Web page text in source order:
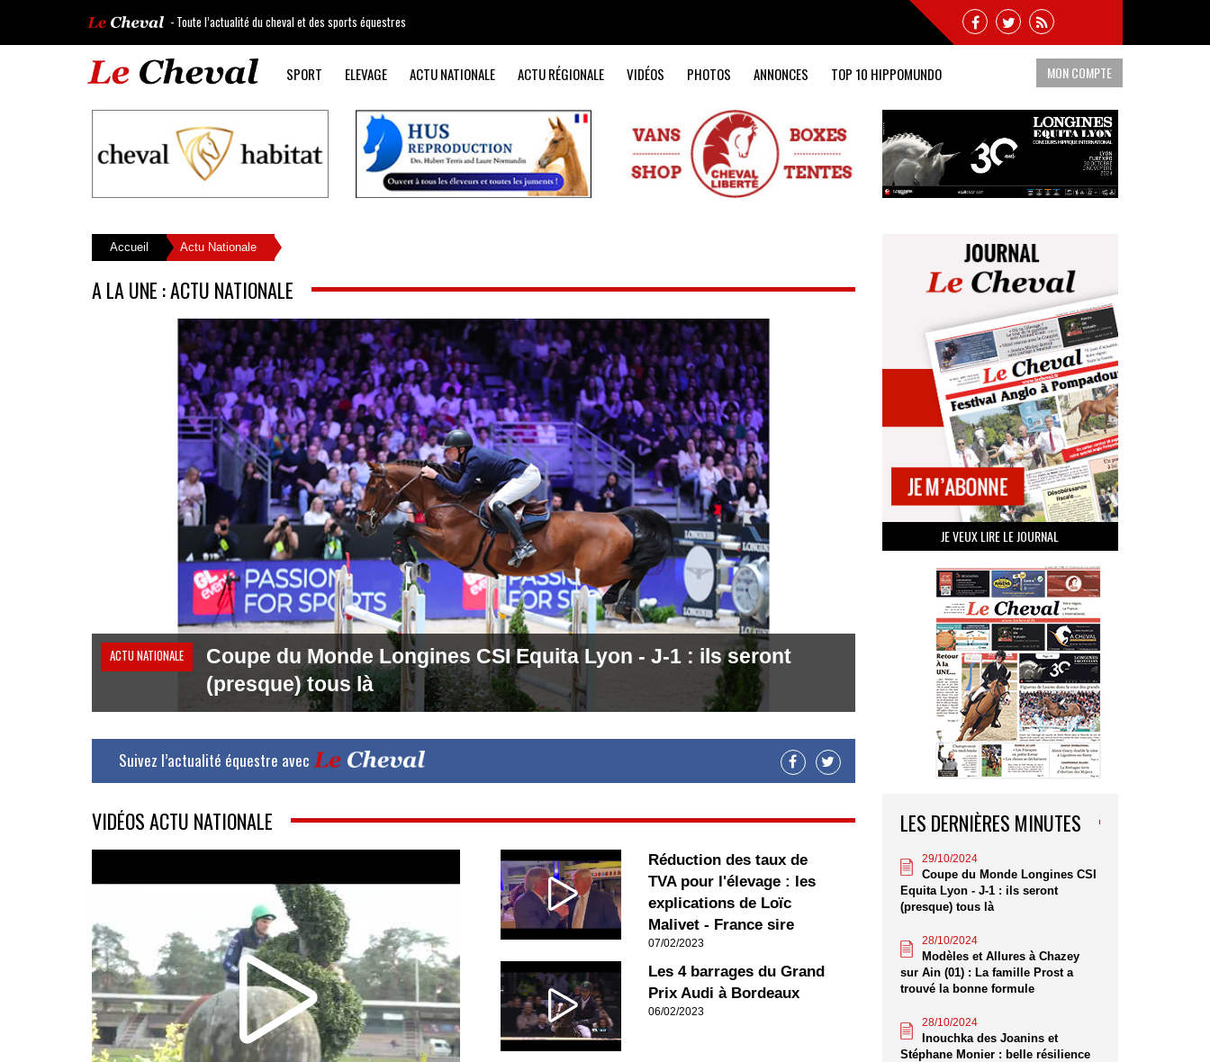
- Toute l’actualité du cheval et des sports équestres
SPORT ELEVAGE ACTU NATIONALE ACTU RÉGIONALE VIDÉOS PHOTOS ANNONCES TOP 10 HIPPOMUNDO MON COMPTE
Accueil Actu Nationale
A LA UNE : ACTU NATIONALE
ACTU NATIONALE
Coupe du Monde Longines CSI Equita Lyon - J-1 : ils seront
(presque) tous là
Suivez l’actualité équestre avec
VIDÉOS ACTU NATIONALE
Réduction des taux de
TVA pour l'élevage : les
explications de Loïc
Malivet - France sire
07/02/2023
Les 4 barrages du Grand
Prix Audi à Bordeaux
06/02/2023
JE VEUX LIRE LE JOURNAL
LES DERNIÈRES MINUTES
29/10/2024
Coupe du Monde Longines CSI
Equita Lyon - J-1 : ils seront
(presque) tous là
28/10/2024
Modèles et Allures à Chazey
sur Ain (01) : La famille Prost a
trouvé la bonne formule
28/10/2024
Inouchka des Joanins et
Stéphane Monier : belle résilience